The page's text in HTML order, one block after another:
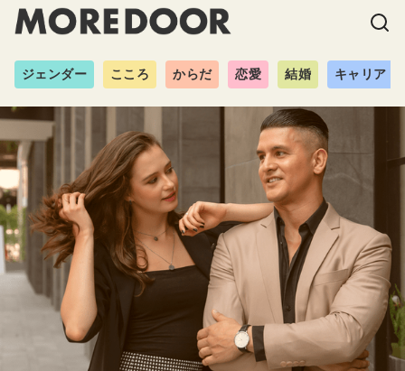
ジェンダー こころ からだ 恋愛 結婚 キャリア